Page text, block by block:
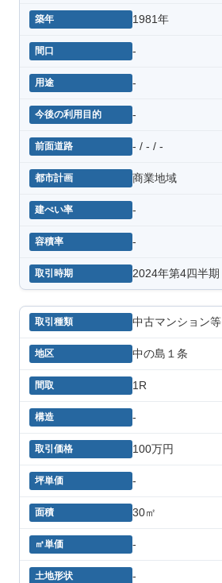
1981年
-
-
-
- / - / -
商業地域
-
-
2024年第4四半期
中古マンション等
中の島１条
1R
-
100万円
-
30㎡
-
-